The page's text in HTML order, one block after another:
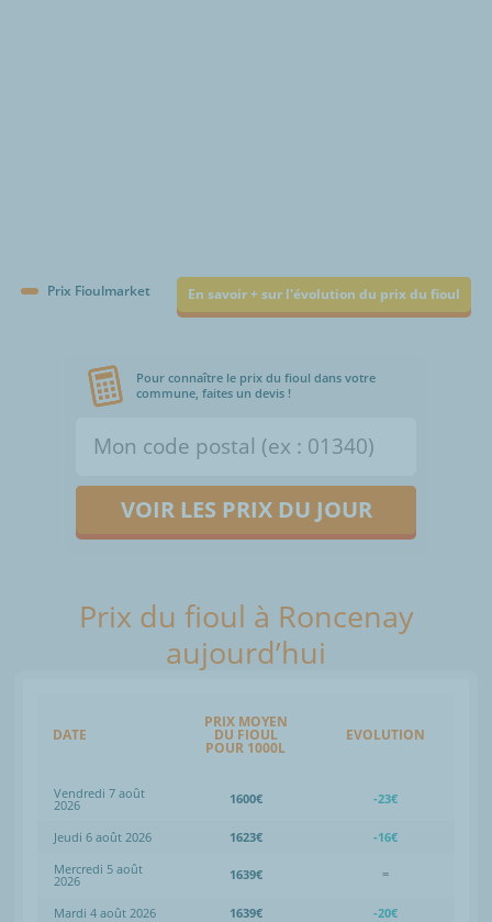
Prix Fioulmarket En savoir + sur l'évolution du prix du fioul
Pour connaître le prix du fioul dans votre
commune, faites un devis !
VOIR LES PRIX DU JOUR
Prix du fioul à Roncenay
aujourd’hui
DATE
PRIX MOYEN
DU FIOUL
POUR 1000L
EVOLUTION
Vendredi 7 août
2026 1600€ -23€
Jeudi 6 août 2026 1623€
-16€
Mercredi 5 août
2026 1639€ =
Mardi 4 août 2026 1639€
-20€